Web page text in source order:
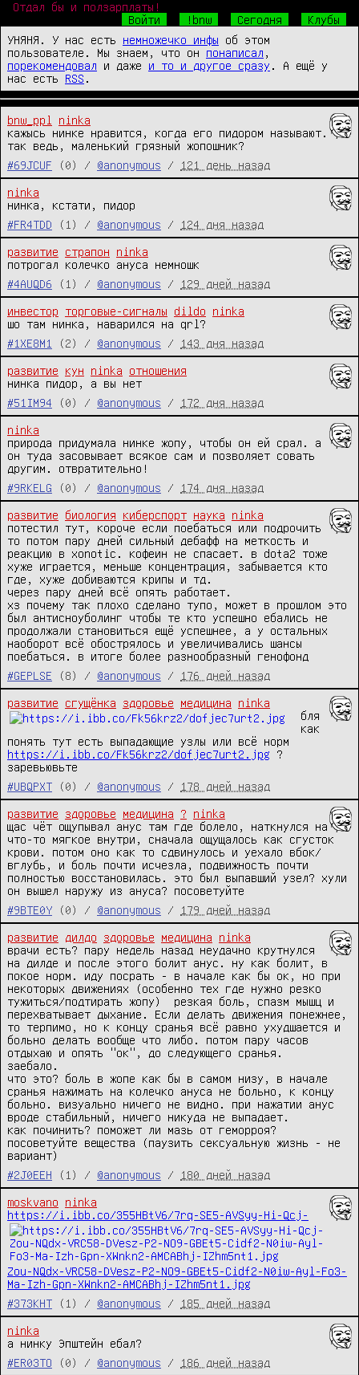
Отдал бы и ползарплаты!
Войти
!bnw Сегодня
Клубы
УНЯНЯ. У нас есть немножечко инфы об этом
пользователе. Мы знаем, что он понаписал
порекомендовал и даже и то и другое сразу . А ещё у
нас есть RSS
bnw_ppl
ninka
кажысь нинке нравится, когда его пидором называют.
так ведь, маленький грязный жопошник?
#69JCUF
(0) / @anonymous / 121 день назад
ninka
нинка, кстати, пидор
#FR4TDD
(1) / @anonymous / 124 дня назад
развитие страпон
ninka
потрогал колечко ануса немношк
#4AUQD6
(1) / @anonymous / 129 дней назад
инвестор торговые-сигналы dildo
ninka
шо там нинка, наварился на qrl?
#1XE8M1
(2) / @anonymous / 143 дня назад
развитие кун ninka
отношения
нинка пидор, а вы нет
#51IM94
(0) / @anonymous / 172 дня назад
ninka
природа придумала нинке жопу, чтобы он ей срал. а
он туда засовывает всякое сам и позволяет совать
другим. отвратительно!
#9RKELG
(0) / @anonymous / 174 дня назад
развитие биология киберспорт наука
ninka
потестил тут, короче если поебаться или подрочить
то потом пару дней сильный дебафф на меткость и
реакцию в xonotic. кофеин не спасает. в dota2 тоже
хуже играется, меньше концентрация, забывается кто
где, хуже добиваются крипы и тд.
через пару дней всё опять работает.
хз почему так плохо сделано тупо, может в прошлом это
был антисноуболинг чтобы те кто успешно ебались не
продолжали становиться ещё успешнее, а у остальных
наоборот всё обострялось и увеличивались шансы
поебаться. в итоге более разнообразный генофонд
#GEPLSE
(8) / @anonymous / 176 дней назад
развитие сгущёнка здоровье медицина
ninka
бля
как
https://i.ibb.co/Fk56krz2/dofjec7urt2.jpg ?
заревьювьте
#UBQPXT
(0) / @anonymous / 178 дней назад
развитие здоровье медицина ?
ninka
щас чёт ощупывал анус там где болело, наткнулся на
что-то мягкое внутри, сначала ощущалось как сгусток
крови. потом оно как то сдвинулось и уехало вбок/
вглубь, и боль почти исчезла, подвижность почти
полностью восстановилась. это был выпавший узел? хули
он вышел наружу из ануса? посоветуйте
#9BTE0Y
(0) / @anonymous / 179 дней назад
развитие дилдо здоровье медицина
ninka
врачи есть? пару недель назад неудачно крутнулся
на дилде и после этого болит анус. ну как болит, в
покое норм. иду посрать - в начале как бы ок, но при
некоторых движениях (особенно тех где нужно резко
тужиться/подтирать жопу)  резкая боль, спазм мышц и
перехватывает дыхание. Если делать движения понежнее,
то терпимо, но к концу сранья всё равно ухудшается и
больно делать вообще что либо. потом пару часов
отдыхаю и опять "ок", до следующего сранья.
заебало.
что это? боль в жопе как бы в самом низу, в начале
сранья нажимать на колечко ануса не больно, к концу
больно. визуально ничего не видно. при нажатии анус
вроде стабильный, ничего никуда не выпадает.
как починить? поможет ли мазь от геморроя?
посоветуйте вещества (паузить сексуальную жизнь - не
вариант)
#2J0EEH
(1) / @anonymous / 180 дней назад
moskvano
ninka
https://i.ibb.co/355HBtV6/7rq-SE5-AVSyy-Hi-Qcj-
Zou-NQdx-VRC58-DVesz-P2-NO9-GBEt5-Cidf2-N0iw-Ayl-Fo3-
Ma-Izh-Gpn-XWnkn2-AMCABhj-IZhm5nt1.jpg
#373KHT
(1) / @anonymous / 185 дней назад
ninka
а нинку Эпштейн ебал?
#ER03TO
(0) / @anonymous / 186 дней назад